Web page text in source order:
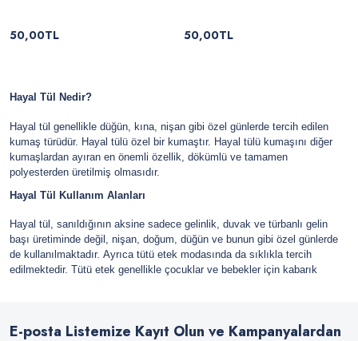
50,00TL 50,00TL
Hayal Tül Nedir?
Hayal tül genellikle düğün, kına, nişan gibi özel günlerde tercih edilen
kumaş türüdür. Hayal tülü özel bir kumaştır. Hayal tülü kumaşını diğer
kumaşlardan ayıran en önemli özellik, dökümlü ve tamamen
polyesterden üretilmiş olmasıdır.
Hayal Tül Kullanım Alanları
Hayal tül, sanıldığının aksine sadece gelinlik, duvak ve türbanlı gelin
başı üretiminde değil, nişan, doğum, düğün ve bunun gibi özel günlerde
de kullanılmaktadır. Ayrıca tütü etek modasında da sıklıkla tercih
edilmektedir. Tütü etek genellikle çocuklar ve bebekler için kabarık
•Gelinlik başında
E-posta Listemize Kayıt Olun ve Kampanyalardan